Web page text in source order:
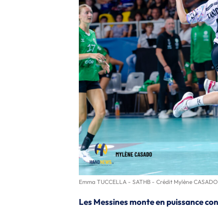
Emma TUCCELLA - SATHB - Crédit Mylène CASADO
Les Messines monte en puissance